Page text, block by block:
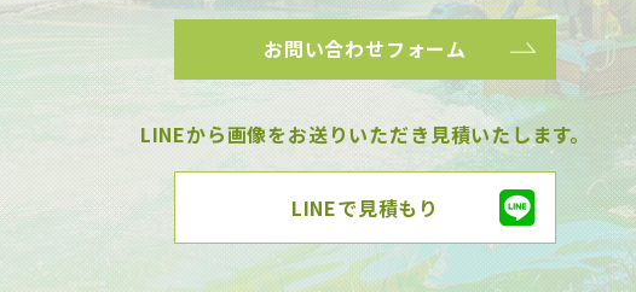
お問い合わせフォーム
LINEから画像をお送りいただき見積いたします。
LINEで見積もり